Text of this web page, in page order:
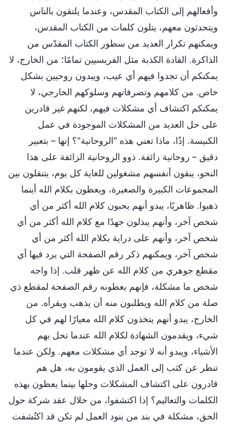
وأفعالهم إلى الكتاب المقدس، وعندما يلتقون بالناس
ويتحدثون معهم، يتلون كلمات من الكتاب المقدس،
ويمكنهم تكرار العديد من سطور الكتاب المقدّس من
الذاكرة. القادة الكذبة مثل الفريسيين تمامًا؛ من الخارج، لا
يمكنكم أن تجدوا فيهم أي عيب، ويبدون روحيين بشكل
خاص. من كلامهم وتصرفاتهم وسلوكهم الخارجي، لا
يمكنكم اكتشاف أي مشكلات فيهم، لكنهم غير قادرين
على حل العديد من المشكلات الموجودة في عمل
الكنيسة. إذًا، ماذا تعني هذه "الروحانية"؟ إنها – بتعبير
دقيق – روحانية زائفة. ذوو الروحانية الزائفة على هذا
النحو، يبقون أنفسهم مشغولين للغاية كل يوم، يتنقلون بين
المجموعات الكبيرة والصغيرة، ويعظون بكلام الله أينما
ذهبوا. ظاهريًا، يبدو أنهم يحبون كلام الله أكثر من أي
شخص آخر، وأنهم يبذلون جهدًا مع كلام الله أكثر من أي
شخص آخر، وأنهم على دراية بكلام الله أكثر من أي
شخص آخر، ويمكنهم ذكر رقم الصفحة التي يرد فيها أي
مقطع جوهري من كلام الله عن ظهر قلب. إذا واجه
شخص ما مشكلة، فإنهم يعطونه رقم الصفحة لمقطع ذي
صلة من كلام الله ويطلبون منه أن يذهب ويقرأه. من
الخارج، يبدو أنهم يتخذون كلام الله معيارًا لهم في كل
شيء، ويقدمون الشهادة لكلام الله عندما تحل بهم
الأشياء، ويبدو أنه لا توجد أي مشكلات معهم. ولكن عندما
تنظر عن كثب إلى العمل الذي يقومون به، هل هم
قادرون على اكتشاف المشكلات وحلها بينما يعظون بهذه
الكلمات والتعاليم؟ إذا اكتشفوا، من خلال عقد شركة حول
الحق، مشكلة في بند من بنود العمل لم تكن قد اكتُشفت